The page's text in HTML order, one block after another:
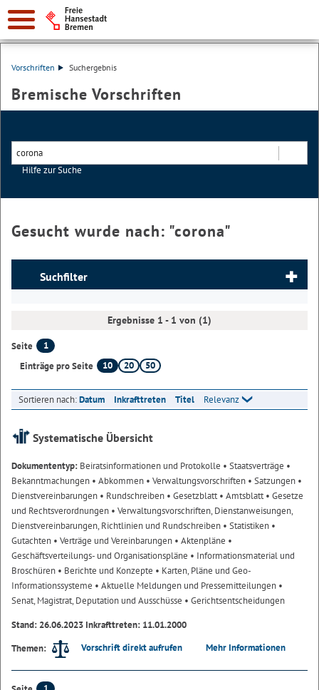
Vorschriften Suchergebnis
Bremische Vorschriften
Hilfe zur Suche
Gesucht wurde nach: "corona"
Suchfilter
Ergebnisse 1 - 1 von (1)
Seite
1
Einträge pro Seite
10 20 50
Sortieren nach:Datum Inkrafttreten Titel Relevanz
Systematische Übersicht
Dokumententyp: Beiratsinformationen und Protokolle • Staatsverträge •
Bekanntmachungen • Abkommen • Verwaltungsvorschriften • Satzungen •
Dienstvereinbarungen • Rundschreiben • Gesetzblatt• Amtsblatt• Gesetze
und Rechtsverordnungen • Verwaltungsvorschriften, Dienstanweisungen,
Dienstvereinbarungen, Richtlinien und Rundschreiben • Statistiken •
Gutachten • Verträge und Vereinbarungen • Aktenpläne •
Geschäftsverteilungs- und Organisationspläne • Informationsmaterial und
Broschüren • Berichte und Konzepte • Karten, Pläne und Geo-
Informationssysteme • Aktuelle Meldungen und Pressemitteilungen •
Senat, Magistrat, Deputation und Ausschüsse • Gerichtsentscheidungen
Stand: 26.06.2023 Inkrafttreten: 11.01.2000
Themen:
Vorschrift direkt aufrufen Mehr Informationen